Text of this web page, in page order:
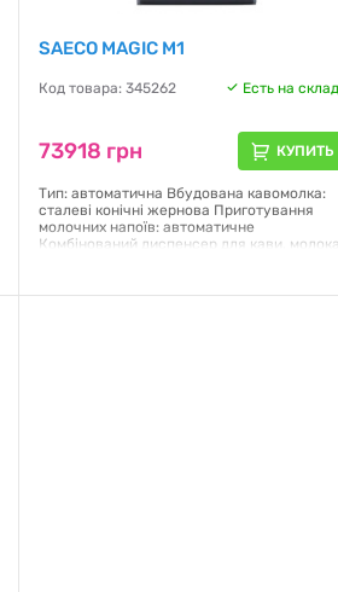
SAECO MAGIC M1
Код товара: 345262 Есть на
73918 грн КУПИТЬ
Тип: автоматична Вбудована кавомолка:
сталеві конічні жернова Приготування
молочних напоїв: автоматичне
Комбінований диспенсер для кави, молока
2.5 л Об'єм кавомолки: 600 г Резервуар